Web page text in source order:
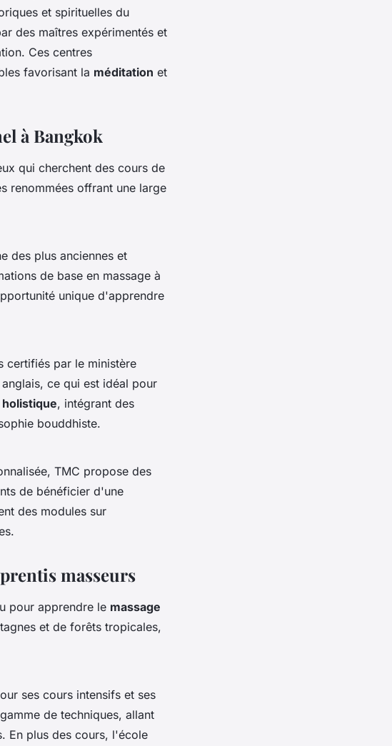
et spirituelles du
des maîtres expérimentés et
Ces centres
favorisant la méditation et
à Bangkok
qui cherchent des cours de
renommées offrant une large
des plus anciennes et
de base en massage à
unique d'apprendre
certifiés par le ministère
ce qui est idéal pour
, intégrant des
bouddhiste.
TMC propose des
de bénéficier d'une
des modules sur
masseurs
pour apprendre le massage
et de forêts tropicales,
ses cours intensifs et ses
de techniques, allant
En plus des cours, l'école